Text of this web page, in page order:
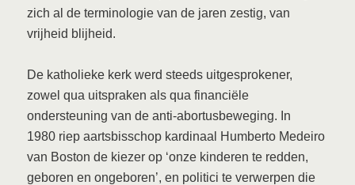
zich al de terminologie van de jaren zestig, van
vrijheid blijheid.
De katholieke kerk werd steeds uitgesprokener,
zowel qua uitspraken als qua financiële
ondersteuning van de anti-abortusbeweging. In
1980 riep aartsbisschop kardinaal Humberto Medeiro
van Boston de kiezer op ‘onze kinderen te redden,
geboren en ongeboren’, en politici te verwerpen die